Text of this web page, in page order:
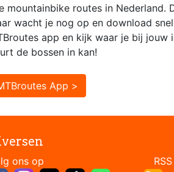
mountainbike routes in Nederland.
wacht je nog op en download
app en kijk waar je bij jouw
de bossen in kan!
App >
ons op RSS